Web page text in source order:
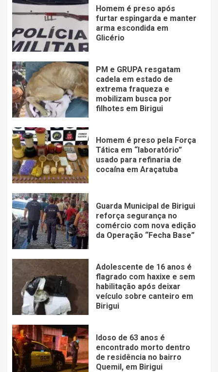
Homem é preso após
furtar espingarda e manter
arma escondida em
Glicério
PM e GRUPA resgatam
cadela em estado de
extrema fraqueza e
mobilizam busca por
filhotes em Birigui
Homem é preso pela Força
Tática em “laboratório”
usado para refinaria de
cocaína em Araçatuba
Guarda Municipal de Birigui
reforça segurança no
comércio com nova edição
da Operação “Fecha Base”
Adolescente de 16 anos é
flagrado com haxixe e sem
habilitação após deixar
veículo sobre canteiro em
Birigui
Idoso de 63 anos é
encontrado morto dentro
de residência no bairro
Quemil, em Birigui